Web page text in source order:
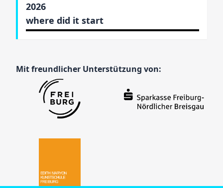
2026
where did it start
Mit freundlicher Unterstützung von: